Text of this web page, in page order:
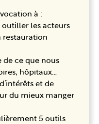
à :
les acteurs
restauration
de ce que nous
hôpitaux…
et de
du mieux manger
5 outils